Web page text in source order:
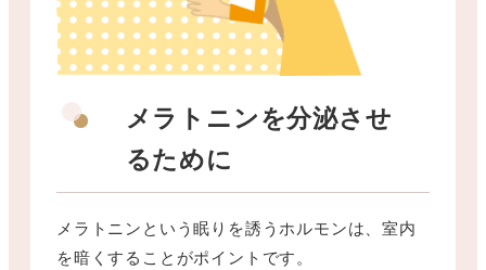
メラトニンを分泌させ
るために
メラトニンという眠りを誘うホルモンは、室内
を暗くすることがポイントです。